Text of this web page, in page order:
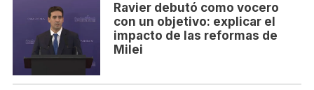
Ravier debutó como vocero
con un objetivo: explicar el
impacto de las reformas de
Milei